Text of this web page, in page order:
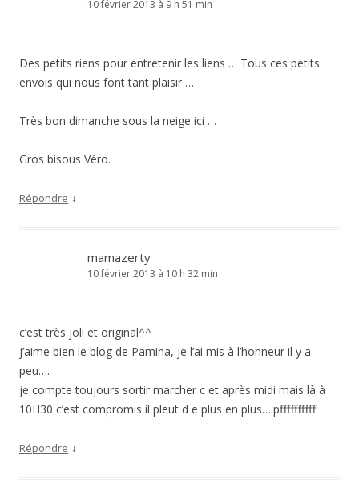
10 février 2013 à 9 h 51 min
Des petits riens pour entretenir les liens … Tous ces petits
envois qui nous font tant plaisir …
Très bon dimanche sous la neige ici …
Gros bisous Véro.
Répondre ↓
mamazerty
10 février 2013 à 10 h 32 min
c’est très joli et original^^
j’aime bien le blog de Pamina, je l’ai mis à l’honneur il y a
peu….
je compte toujours sortir marcher c et après midi mais là à
10H30 c’est compromis il pleut d e plus en plus….pffffffffff
Répondre ↓